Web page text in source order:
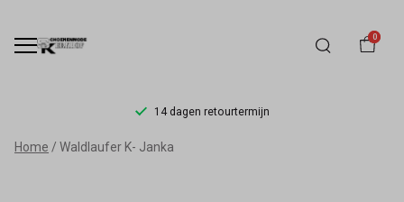
0
14 dagen retourtermijn
Waldläufer
Home Waldlaufer K- Janka